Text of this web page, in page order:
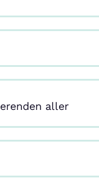
aller